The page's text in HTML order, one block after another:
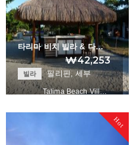
타리마 비치 빌라 & 다…
₩42,253
빌라 필리핀, 세부
Talima Beach Vill…
Hot